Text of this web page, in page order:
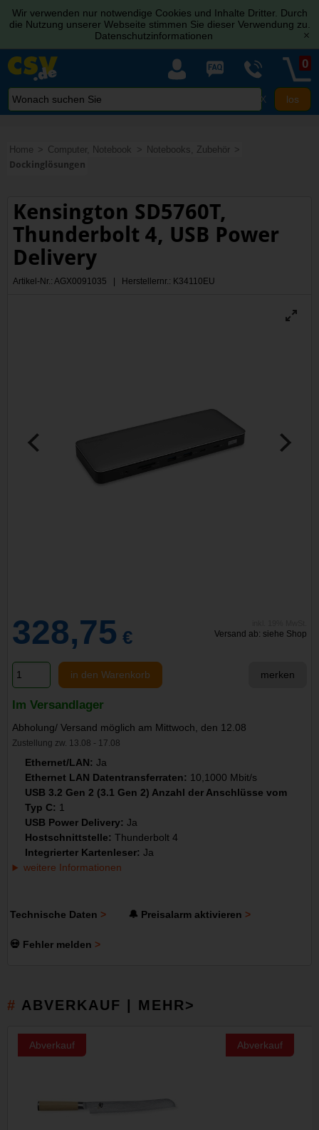
Wir verwenden nur notwendige Cookies und Inhalte Dritter. Durch
die Nutzung unserer Webseite stimmen Sie dieser Verwendung zu.
Datenschutzinformationen
[x]
X
0
Home Computer, Notebook
Notebooks, Zubehör
Dockinglösungen
Kensington SD5760T,
Thunderbolt 4, USB Power
Delivery
Artikel-Nr.: AGX0091035 | Herstellernr.: K34110EU
328,75 € Versand ab: siehe Shop
in den Warenkorb merken
Im Versandlager
Abholung/ Versand möglich am Mittwoch, den 12.08
Zustellung zw. 13.08 - 17.08
Ethernet/LAN: Ja
Ethernet LAN Datentransferraten: 10,1000 Mbit/s
USB 3.2 Gen 2 (3.1 Gen 2) Anzahl der Anschlüsse vom
Typ C: 1
USB Power Delivery: Ja
Hostschnittstelle: Thunderbolt 4
Integrierter Kartenleser: Ja
weitere Informationen
Technische Daten 🔔 Preisalarm aktivieren
💀 Fehler melden
ABVERKAUF | MEHR>
Abverkauf Abverkauf